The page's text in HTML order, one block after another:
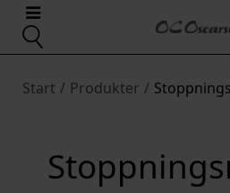
Start / Produkter /